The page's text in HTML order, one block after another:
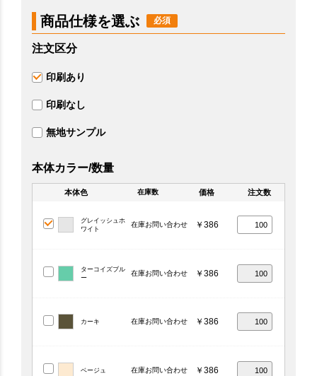
商品仕様を選ぶ
注文区分
印刷あり
印刷なし
無地サンプル
本体カラー/数量
本体色 在庫数 価格 注文数
グレイッシュホ
ワイト
在庫お問い合わせ ￥386
ターコイズブル
ー
在庫お問い合わせ ￥386
カーキ 在庫お問い合わせ ￥386
ベージュ 在庫お問い合わせ ￥386